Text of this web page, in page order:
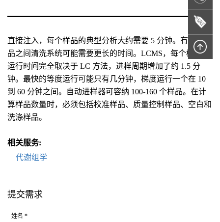
直接注入，每个样品的典型分析大约需要 5 分钟。有时在样
品之间清洗系统可能需要更长的时间。LCMS，每个样品的
运行时间完全取决于 LC 方法，进样周期增加了约 1.5 分
钟。最快的等度运行可能只有几分钟，梯度运行一个在 10
到 60 分钟之间。自动进样器可容纳 100-160 个样品。在计
算样品数量时，必须包括校准样品、质量控制样品、空白和
洗涤样品。
相关服务:
代谢组学
提交需求
姓名 *